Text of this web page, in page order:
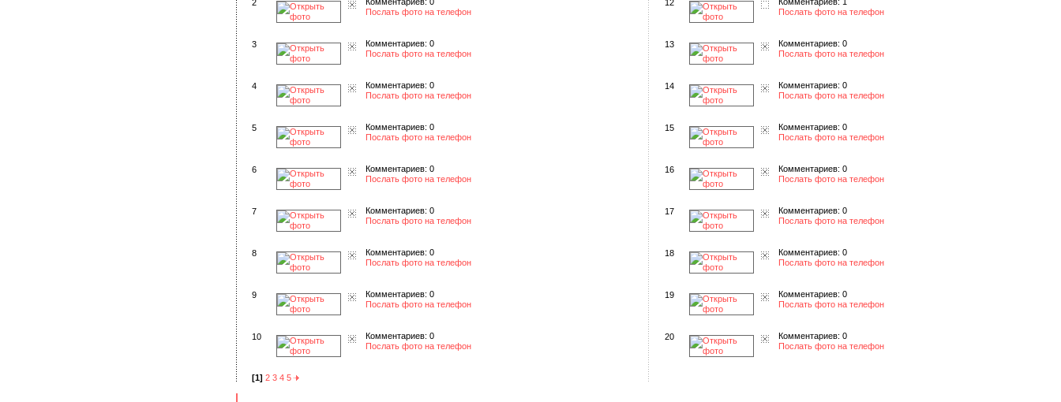
2
Послать фото на телефон
3
Комментариев: 0
Послать фото на телефон
4
Комментариев: 0
Послать фото на телефон
5
Комментариев: 0
Послать фото на телефон
6
Комментариев: 0
Послать фото на телефон
7
Комментариев: 0
Послать фото на телефон
8
Комментариев: 0
Послать фото на телефон
9
Комментариев: 0
Послать фото на телефон
10
Комментариев: 0
Послать фото на телефон
[1] 2 3 4 5
12
Послать фото на телефон
13
Комментариев: 0
Послать фото на телефон
14
Комментариев: 0
Послать фото на телефон
15
Комментариев: 0
Послать фото на телефон
16
Комментариев: 0
Послать фото на телефон
17
Комментариев: 0
Послать фото на телефон
18
Комментариев: 0
Послать фото на телефон
19
Комментариев: 0
Послать фото на телефон
20
Комментариев: 0
Послать фото на телефон